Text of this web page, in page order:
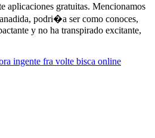
aplicaciones gratuitas. Mencionamos
podri�a ser como conoces,
y no ha transpirado excitante,
ingente fra volte bisca online